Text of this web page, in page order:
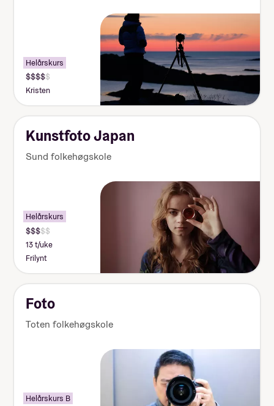
Helårskurs
Kristen
Kunstfoto Japan
Sund folkehøgskole
Helårskurs
13 t/uke
Frilynt
Foto
Toten folkehøgskole
Helårskurs B